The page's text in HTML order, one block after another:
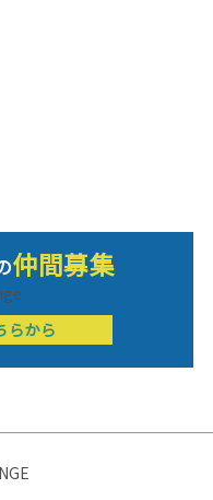
仲間募集
らから